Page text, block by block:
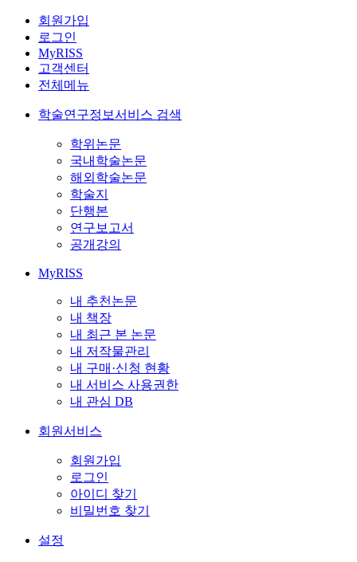
회원가입
로그인
MyRISS
고객센터
전체메뉴
학술연구정보서비스 검색
학위논문
국내학술논문
해외학술논문
학술지
단행본
연구보고서
공개강의
MyRISS
내 추천논문
내 책장
내 최근 본 논문
내 저작물관리
내 구매·신청 현황
내 서비스 사용권한
내 관심 DB
회원서비스
회원가입
로그인
아이디 찾기
비밀번호 찾기
설정